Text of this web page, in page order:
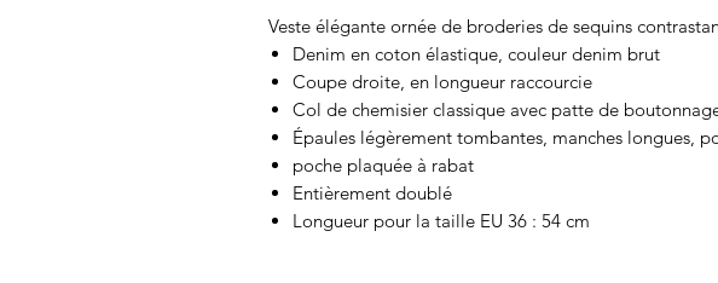
Veste élégante ornée de broderies de sequins
Denim en coton élastique, couleur denim brut
Coupe droite, en longueur raccourcie
Col de chemisier classique avec patte de
Épaules légèrement tombantes, manches longues,
poche plaquée à rabat
Entièrement doublé
Longueur pour la taille EU 36 : 54 cm